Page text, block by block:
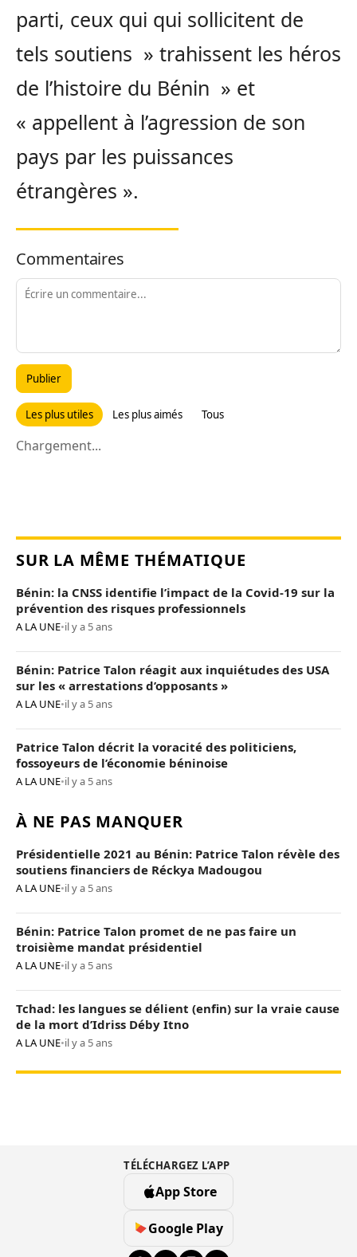
parti, ceux qui qui sollicitent de
tels soutiens » trahissent les héros
de l’histoire du Bénin » et
« appellent à l’agression de son
pays par les puissances
étrangères ».
Commentaires
Publier
Les plus utiles Les plus aimés Tous
Chargement...
SUR LA MÊME THÉMATIQUE
Bénin: la CNSS identifie l’impact de la Covid-19 sur la
prévention des risques professionnels
A LA UNE•il y a 5 ans
Bénin: Patrice Talon réagit aux inquiétudes des USA
sur les « arrestations d’opposants »
A LA UNE•il y a 5 ans
Patrice Talon décrit la voracité des politiciens,
fossoyeurs de l’économie béninoise
A LA UNE•il y a 5 ans
À NE PAS MANQUER
Présidentielle 2021 au Bénin: Patrice Talon révèle des
soutiens financiers de Réckya Madougou
A LA UNE•il y a 5 ans
Bénin: Patrice Talon promet de ne pas faire un
troisième mandat présidentiel
A LA UNE•il y a 5 ans
Tchad: les langues se délient (enfin) sur la vraie cause
de la mort d’Idriss Déby Itno
A LA UNE•il y a 5 ans
TÉLÉCHARGEZ L’APP
App Store
Google Play